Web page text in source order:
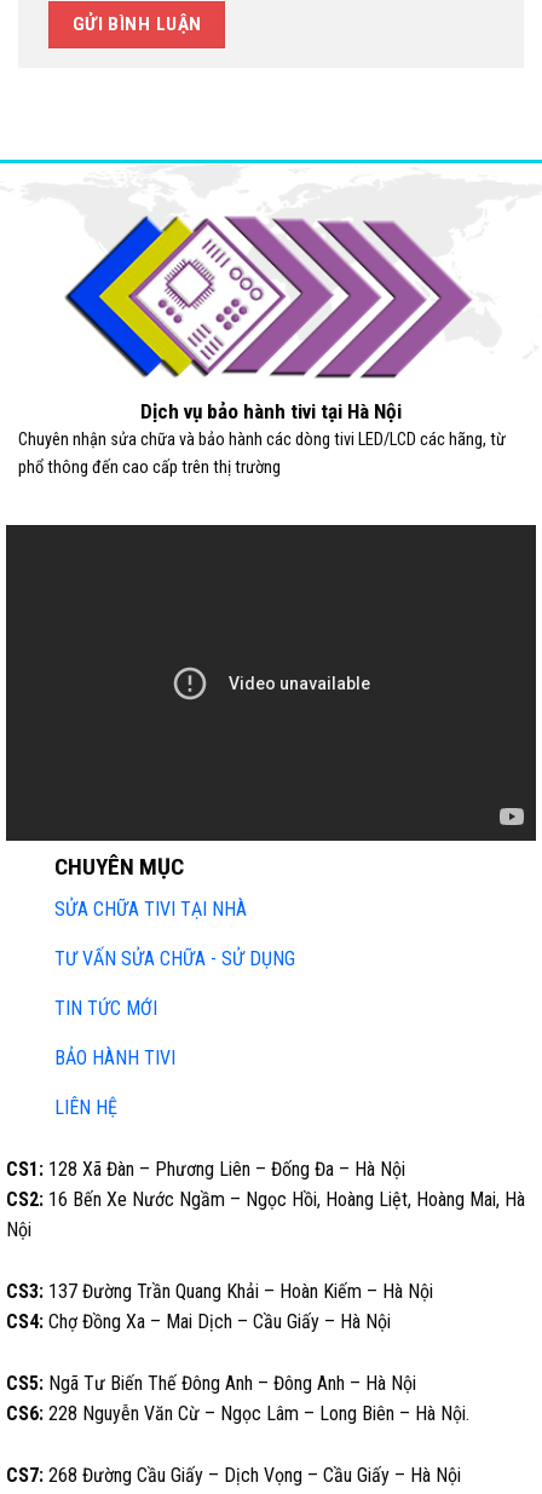
Dịch vụ bảo hành tivi tại Hà Nội
Chuyên nhận sửa chữa và bảo hành các dòng tivi LED/LCD các hãng, từ
phổ thông đến cao cấp trên thị trường
CHUYÊN MỤC
SỬA CHỮA TIVI TẠI NHÀ
TƯ VẤN SỬA CHỮA - SỬ DỤNG
TIN TỨC MỚI
BẢO HÀNH TIVI
LIÊN HỆ
CS1: 128 Xã Đàn – Phương Liên – Đống Đa – Hà Nội
CS2: 16 Bến Xe Nước Ngầm – Ngọc Hồi, Hoàng Liệt, Hoàng Mai, Hà
Nội
CS3: 137 Đường Trần Quang Khải – Hoàn Kiếm – Hà Nội
CS4: Chợ Đồng Xa – Mai Dịch – Cầu Giấy – Hà Nội
CS5: Ngã Tư Biến Thế Đông Anh – Đông Anh – Hà Nội
CS6: 228 Nguyễn Văn Cừ – Ngọc Lâm – Long Biên – Hà Nội.
CS7: 268 Đường Cầu Giấy – Dịch Vọng – Cầu Giấy – Hà Nội